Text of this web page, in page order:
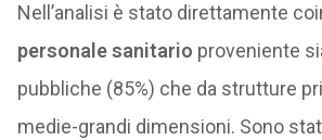
Nell’analisi è stato direttamente
personale sanitario proveniente
pubbliche (85%) che da strutture
medie-grandi dimensioni. Sono